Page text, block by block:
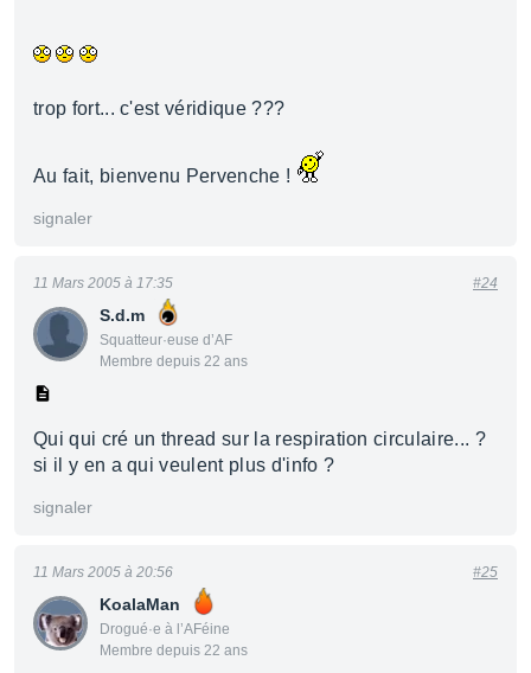
trop fort... c'est véridique ???
Au fait, bienvenu Pervenche !
signaler
S.d.m
Squatteur·euse d’AF
Membre depuis 22 ans
11 Mars 2005 à 17:35 #24
Qui qui cré un thread sur la respiration circulaire... ?
si il y en a qui veulent plus d'info ?
signaler
KoalaMan
Drogué·e à l’AFéine
Membre depuis 22 ans
11 Mars 2005 à 20:56 #25